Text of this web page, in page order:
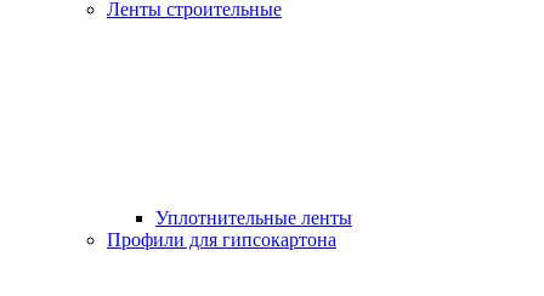
Ленты строительные
Уплотнительные ленты
Профили для гипсокартона